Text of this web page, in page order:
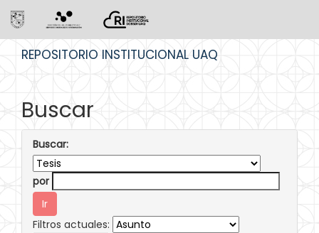
REPOSITORIO INSTITUCIONAL UAQ
Buscar
Buscar:
por
Filtros actuales: